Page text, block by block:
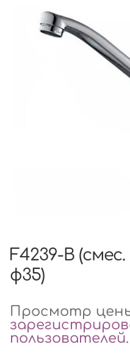
F4239-B
ф35)
Просмотр
пользователей.